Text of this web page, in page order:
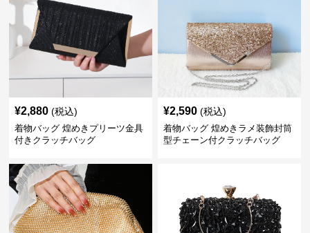
¥2,880 (税込)
着物バッグ 煌めきプリーツ金具
付きクラッチバッグ
¥2,590 (税込)
着物バッグ 煌めきラメ装飾封筒
型チェーン付クラッチバッグ